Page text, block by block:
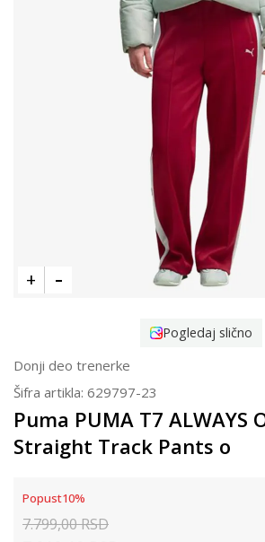
Pogledaj slično
Donji deo trenerke
Šifra artikla: 629797-23
Puma PUMA T7 ALWAYS
Straight Track Pants o
Popust10%
7.799,00RSD